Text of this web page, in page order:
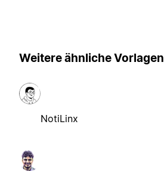
Weitere ähnliche Vorlagen
NotiLinx